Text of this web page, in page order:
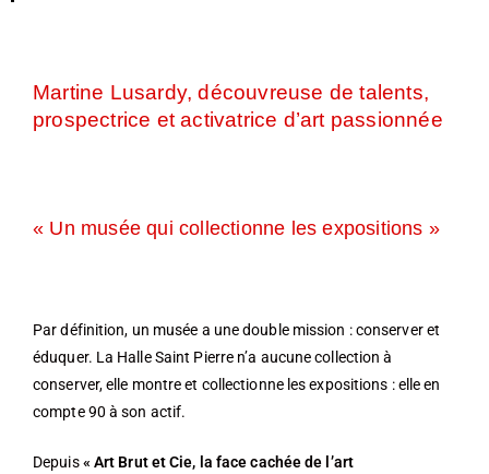
Martine Lusardy, découvreuse de talents,
prospectrice et activatrice d’art passionnée
« Un musée qui collectionne les expositions »
Par définition, un musée a une double mission : conserver et
éduquer. La Halle Saint Pierre n’a aucune collection à
conserver, elle montre et collectionne les expositions : elle en
compte 90 à son actif.
Depuis« Art Brut et Cie, la face cachée de l’art